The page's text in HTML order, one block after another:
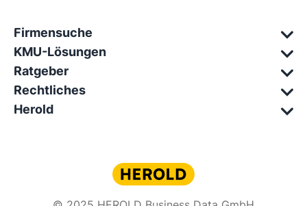
Firmensuche
KMU-Lösungen
Ratgeber
Rechtliches
Herold